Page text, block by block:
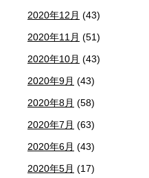
2020年12月 (43)
2020年11月 (51)
2020年10月 (43)
2020年9月 (43)
2020年8月 (58)
2020年7月 (63)
2020年6月 (43)
2020年5月 (17)